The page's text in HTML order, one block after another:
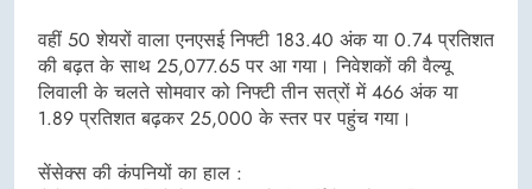
वहीं 50 शेयरों वाला एनएसई निफ्टी 183.40 अंक या 0.74 प्रतिशत
की बढ़त के साथ 25,077.65 पर आ गया। निवेशकों की वैल्यू
लिवाली के चलते सोमवार को निफ्टी तीन सत्रों में 466 अंक या
1.89 प्रतिशत बढ़कर 25,000 के स्तर पर पहुंच गया।
सेंसेक्स की कंपनियों का हाल :